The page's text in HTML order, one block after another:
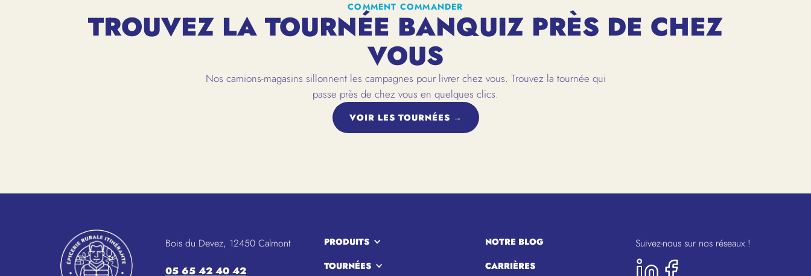
COMMENT COMMANDER
TROUVEZ LA TOURNÉE BANQUIZ PRÈS DE CHEZ
VOUS
Nos camions-magasins sillonnent les campagnes pour livrer chez vous. Trouvez la tournée qui
passe près de chez vous en quelques clics.
VOIR LES TOURNÉES →
Bois du Devez, 12450 Calmont
05 65 42 40 42
PRODUITS
TOURNÉES
NOTRE BLOG
CARRIÈRES
Suivez-nous sur nos réseaux !